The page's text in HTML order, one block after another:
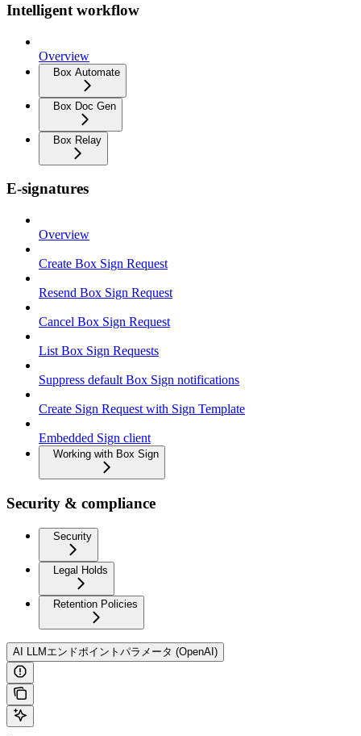
Intelligent workflow
Overview
Box Automate
Box Doc Gen
Box Relay
E-signatures
Overview
Create Box Sign Request
Resend Box Sign Request
Cancel Box Sign Request
List Box Sign Requests
Suppress default Box Sign notifications
Create Sign Request with Sign Template
Embedded Sign client
Working with Box Sign
Security & compliance
Security
Legal Holds
Retention Policies
AI LLMエンドポイントパラメータ (OpenAI)